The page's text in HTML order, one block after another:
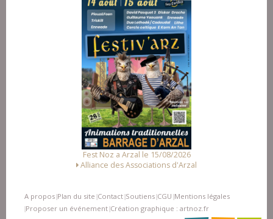
Fest Noz a Arzal le 15/08/2026
Alliance des Associations d'Arzal
A propos Plan du site Contact Soutiens CGU Mentions légales
Proposer un événement Création graphique : artnoz.fr